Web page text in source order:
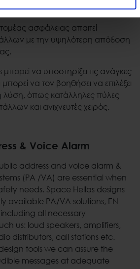
μετάλλων
ασφάλειας απαιτεί
με την υψηλότερη απόδοση
να υποστηρίξει τις ανάγκες
να τον βοηθήσει να επιλέξει
λύση, όπως κατάλληλες πύλες
και ανιχνευτές χειρός.
& Voice Alarm
address and voice alarm &
(PA /VA) are essential when
needs. Space Hellas designs
available PA/VA solutions, EN
all necessary
us: loud speakers, amplifiers,
distributors, call stations etc.
tools we can assure the
messages at adequate